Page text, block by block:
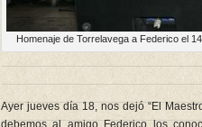
Homenaje de Torrelavega a Federico el
Ayer jueves día 18, nos dejó “El
debemos al amigo Federico los